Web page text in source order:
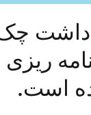
ریزی
است.